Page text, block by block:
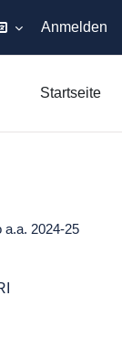
Anmelden
Startseite
a.a. 2024-25